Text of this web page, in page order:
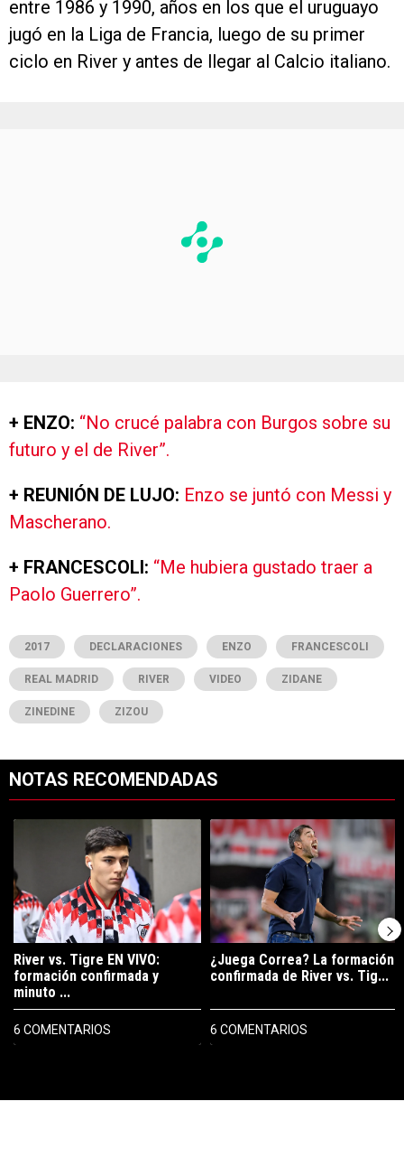
entre 1986 y 1990, años en los que el uruguayo
jugó en la Liga de Francia, luego de su primer
ciclo en River y antes de llegar al Calcio italiano.
+ ENZO: “No crucé palabra con Burgos sobre su
futuro y el de River”.
+ REUNIÓN DE LUJO: Enzo se juntó con Messi y
Mascherano.
+ FRANCESCOLI: “Me hubiera gustado traer a
Paolo Guerrero”.
2017 DECLARACIONES ENZO FRANCESCOLI
REAL MADRID RIVER VIDEO ZIDANE
ZINEDINE ZIZOU
NOTAS RECOMENDADAS
Un artículo de tendencia con el título "River vs. Tigre EN VIVO:
River vs. Tigre EN VIVO:
formación confirmada y
minuto ...
6 COMENTARIOS
Un artículo de tendencia con el
¿Juega Correa? La formación
confirmada de River vs. Tig...
6 COMENTARIOS